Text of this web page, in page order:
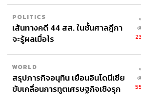
Content Creator ส
STANDARD
POLITICS
เส้นทางคดี 44 สส. ในชั้นศาลฎีกา
จะรู้ผลเมื่อไร
WORLD
สรุปภารกิจอนุทิน เยือนอินโดนีเซีย
ขับเคลื่อนการทูตเศรษฐกิจเชิงรุก